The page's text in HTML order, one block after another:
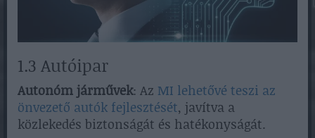
1.3 Autóipar
Autonóm járművek: Az MI lehetővé teszi az
önvezető autók fejlesztését, javítva a
közlekedés biztonságát és hatékonyságát.